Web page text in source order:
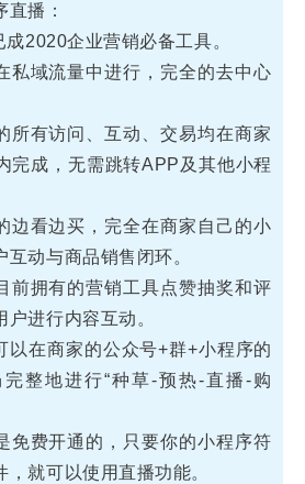
播：
企业营销必备工具。
域流量中进行，完全的去中心
有访问、互动、交易均在商家
完成，无需跳转APP及其他小程
看边买，完全在商家自己的小
动与商品销售闭环。
拥有的营销工具点赞抽奖和评
进行内容互动。
在商家的公众号+群+小程序的
整地进行“种草-预热-直播-购
费开通的，只要你的小程序符
就可以使用直播功能。